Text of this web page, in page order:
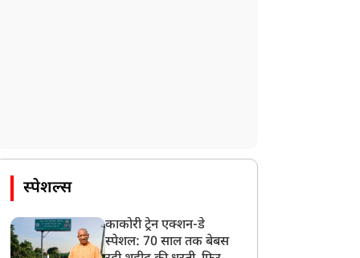
रहा था, बेकाबू हुई कार
स्पेशल्स
काकोरी ट्रेन एक्शन-डे
स्पेशल: 70 साल तक बेबस